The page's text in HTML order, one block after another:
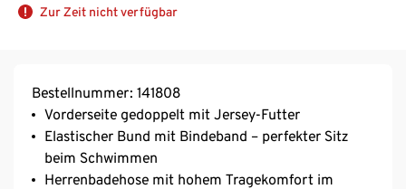
Zur Zeit nicht verfügbar
Bestellnummer: 141808
Vorderseite gedoppelt mit Jersey-Futter
Elastischer Bund mit Bindeband – perfekter Sitz
beim Schwimmen
Herrenbadehose mit hohem Tragekomfort im